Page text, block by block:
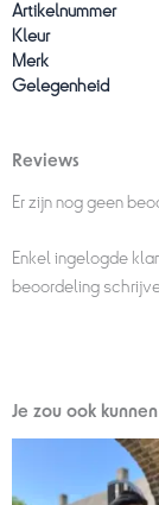
Artikelnummer
Kleur
Merk
Gelegenheid
Reviews
Er zijn nog geen
Enkel ingelogde
beoordeling
Je zou ook
prijs
was: